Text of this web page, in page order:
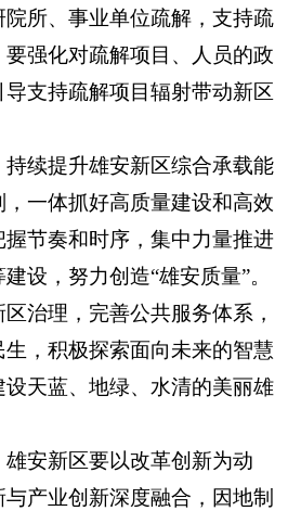
所、事业单位疏解，支持疏
强化对疏解项目、人员的政
支持疏解项目辐射带动新区
持续提升雄安新区综合承载能
一体抓好高质量建设和高效
节奏和时序，集中力量推进
设，努力创造“雄安质量”。
治理，完善公共服务体系，
，积极探索面向未来的智慧
天蓝、地绿、水清的美丽雄
雄安新区要以改革创新为动
产业创新深度融合，因地制